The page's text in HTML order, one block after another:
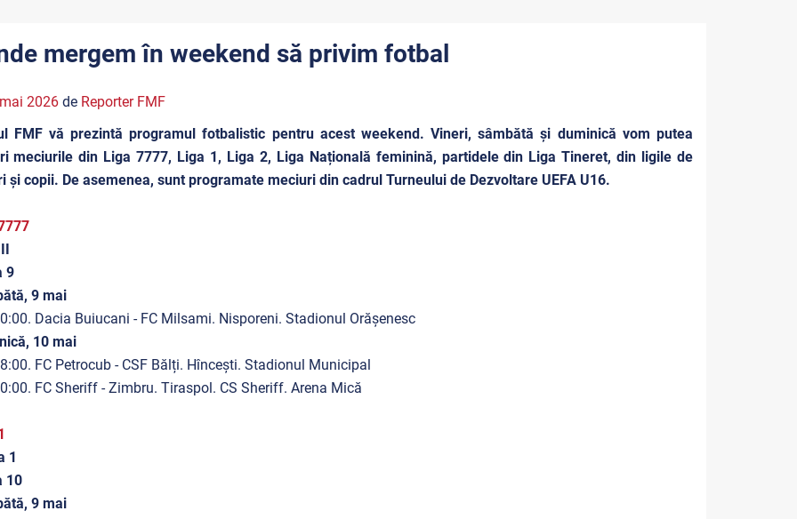
mergem în weekend să privim fotbal
2026de Reporter FMF
FMF vă prezintă programul fotbalistic pentru acest weekend. Vineri, sâmbătă și duminică vom putea
meciurile din Liga 7777, Liga 1, Liga 2, Liga Națională feminină, partidele din Liga Tineret, din ligile de
și copii. De asemenea, sunt programate meciuri din cadrul Turneului de Dezvoltare UEFA U16.
9
9 mai
Dacia Buiucani - FC Milsami. Nisporeni. Stadionul Orășenesc
10 mai
FC Petrocub - CSF Bălți. Hîncești. Stadionul Municipal
FC Sheriff - Zimbru. Tiraspol. CS Sheriff. Arena Mică
1
10
9 mai